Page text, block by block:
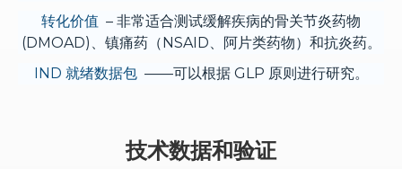
转化价值 – 非常适合测试缓解疾病的骨关节炎药物
(DMOAD)、镇痛药（NSAID、阿片类药物）和抗炎药。
IND 就绪数据包——可以根据 GLP 原则进行研究。
技术数据和验证